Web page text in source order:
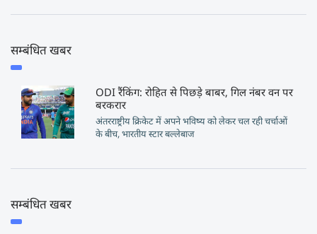
सम्बंधित खबर
ODI रैंकिंग: रोहित से पिछड़े बाबर, गिल नंबर वन पर
बरकरार
अंतरराष्ट्रीय क्रिकेट में अपने भविष्य को लेकर चल रही चर्चाओं
के बीच, भारतीय स्टार बल्लेबाज
सम्बंधित खबर